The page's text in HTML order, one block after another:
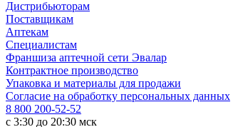
Дистрибьюторам
Поставщикам
Аптекам
Специалистам
Франшиза аптечной сети Эвалар
Контрактное производство
Упаковка и материалы для продажи
Согласие на обработку персональных данных
8 800 200-52-52
c 3:30 до 20:30 мск